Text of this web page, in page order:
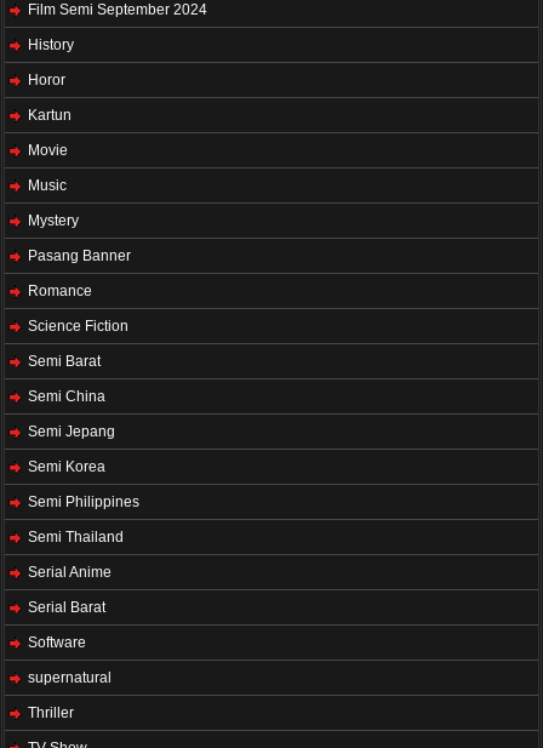
Film Semi September 2024
History
Horor
Kartun
Movie
Music
Mystery
Pasang Banner
Romance
Science Fiction
Semi Barat
Semi China
Semi Jepang
Semi Korea
Semi Philippines
Semi Thailand
Serial Anime
Serial Barat
Software
supernatural
Thriller